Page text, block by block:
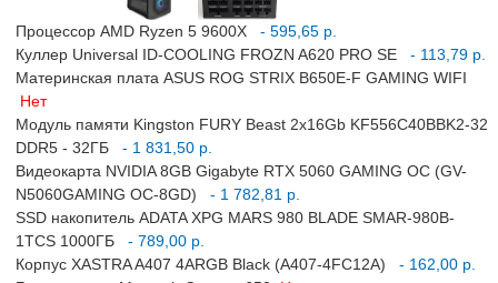
Процессор AMD Ryzen 5 9600X
- 595,65 р.
Куллер Universal ID-COOLING FROZN A620 PRO SE
- 113,79 р.
Материнская плата ASUS ROG STRIX B650E-F GAMING WIFI
Нет
Модуль памяти Kingston FURY Beast 2x16Gb KF556C40BBK2-32
DDR5 - 32ГБ
- 1 831,50 р.
Видеокарта NVIDIA 8GB Gigabyte RTX 5060 GAMING OC (GV-
N5060GAMING OC-8GD)
- 1 782,81 р.
SSD накопитель ADATA XPG MARS 980 BLADE SMAR-980B-
1TCS 1000ГБ
- 789,00 р.
Корпус XASTRA A407 4ARGB Black (A407-4FC12A)
- 162,00 р.